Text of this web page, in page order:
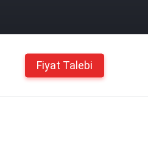
Fiyat Talebi